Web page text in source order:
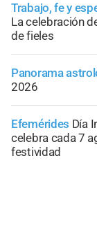
Trabajo, fe y
La celebración
de fieles
Panorama
2026
Efemérides Día
celebra cada 7
festividad